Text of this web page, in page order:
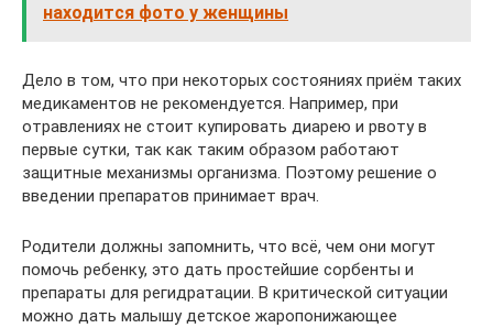
находится фото у женщины
Дело в том, что при некоторых состояниях приём таких
медикаментов не рекомендуется. Например, при
отравлениях не стоит купировать диарею и рвоту в
первые сутки, так как таким образом работают
защитные механизмы организма. Поэтому решение о
введении препаратов принимает врач.
Родители должны запомнить, что всё, чем они могут
помочь ребенку, это дать простейшие сорбенты и
препараты для регидратации. В критической ситуации
можно дать малышу детское жаропонижающее